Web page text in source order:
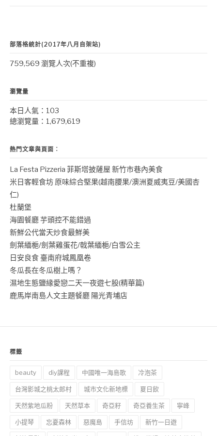
部落格統計(2017年八月自架站)
759,569 瀏覽人次(不重複)
瀏覽量
本日人氣：103
總瀏覽量：1,679,619
熱門文章與頁面︰
La Festa Pizzeria 菲斯塔披薩屋 新竹市巷內美食
米日客輕食坊 原味綜合堅果(越南腰果/澳洲夏威夷豆/美國杏
仁)
杜蘭堡
海園餐廳 芋頭控不能錯過
新鮮公代當天炒食最鮮美
劍葉緬梔/劍葉雞蛋花/戟葉緬梔/白雪公主
日安良食 臺南府城鳳凰卷
冬瓜長在冬瓜樹上嗎？
濕地生態鹽緣愛戀二天一夜遊七股(精華篇)
鹿馬岸南島人文主題餐廳 陽光青埔店
標籤
beauty diy課程 中國唯一海島歌 冷泡茶
台灣影城之桃太郎村 城市文化新地標 夏日飲
天然紫地瓜粉 天然草本 奇亞籽 奇亞養生茶 寧峰
小提琴 忘憂森林 惡魔島 手信坊 新竹一日遊